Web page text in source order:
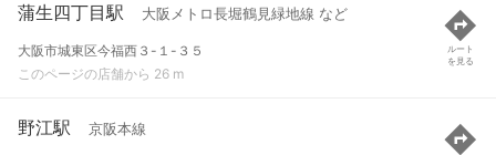
蒲生四丁目駅 大阪メトロ長堀鶴見緑地線 など
大阪市城東区今福西３-１-３５
このページの店舗から 26 m
ルート
を見る
野江駅 京阪本線